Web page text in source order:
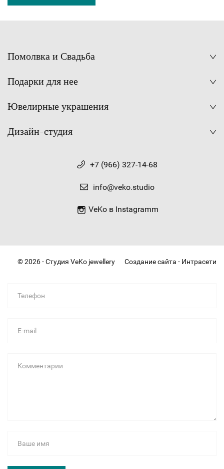
Помолвка и Свадьба
Подарки для нее
Ювелирные украшения
Дизайн-студия
+7 (966) 327-14-68
info@veko.studio
VeKo в Instagramm
© 2026 - Студия VeKo jewellery Создание сайта - Интрасети
Телефон
E-mail
Комментарии
Ваше имя